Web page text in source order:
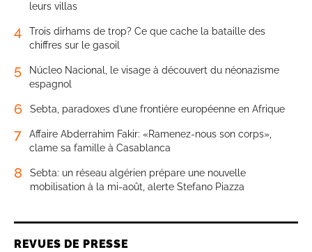
leurs villas
4
Trois dirhams de trop? Ce que cache la bataille des
chiffres sur le gasoil
5
Núcleo Nacional, le visage à découvert du néonazisme
espagnol
6 Sebta, paradoxes d’une frontière européenne en Afrique
7
Affaire Abderrahim Fakir: «Ramenez-nous son corps»,
clame sa famille à Casablanca
8
Sebta: un réseau algérien prépare une nouvelle
mobilisation à la mi-août, alerte Stefano Piazza
REVUES DE PRESSE